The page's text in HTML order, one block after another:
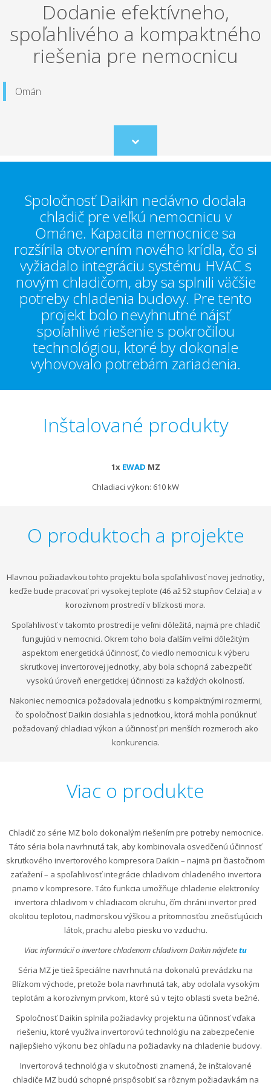
Dodanie efektívneho,
spoľahlivého a kompaktného
riešenia pre nemocnicu
Omán
Scroll
to
Spoločnosť Daikin nedávno dodala
chladič pre veľkú nemocnicu v
Ománe. Kapacita nemocnice sa
rozšírila otvorením nového krídla, čo si
vyžiadalo integráciu systému HVAC s
novým chladičom, aby sa splnili väčšie
potreby chladenia budovy. Pre tento
projekt bolo nevyhnutné nájsť
spoľahlivé riešenie s pokročilou
technológiou, ktoré by dokonale
vyhovovalo potrebám zariadenia.
Inštalované produkty
1x EWAD MZ
Chladiaci výkon: 610 kW
O produktoch a projekte
Hlavnou požiadavkou tohto projektu bola spoľahlivosť novej jednotky,
keďže bude pracovať pri vysokej teplote (46 až 52 stupňov Celzia) a v
korozívnom prostredí v blízkosti mora.
Spoľahlivosť v takomto prostredí je veľmi dôležitá, najmä pre chladič
fungujúci v nemocnici. Okrem toho bola ďalším veľmi dôležitým
aspektom energetická účinnosť, čo viedlo nemocnicu k výberu
skrutkovej invertorovej jednotky, aby bola schopná zabezpečiť
vysokú úroveň energetickej účinnosti za každých okolností.
Nakoniec nemocnica požadovala jednotku s kompaktnými rozmermi,
čo spoločnosť Daikin dosiahla s jednotkou, ktorá mohla ponúknuť
požadovaný chladiaci výkon a účinnosť pri menších rozmeroch ako
konkurencia.
Viac o produkte
Chladič zo série MZ bolo dokonalým riešením pre potreby nemocnice.
Táto séria bola navrhnutá tak, aby kombinovala osvedčenú účinnosť
skrutkového invertorového kompresora Daikin – najmä pri čiastočnom
zaťažení – a spoľahlivosť integrácie chladivom chladeného invertora
priamo v kompresore. Táto funkcia umožňuje chladenie elektroniky
invertora chladivom v chladiacom okruhu, čím chráni invertor pred
okolitou teplotou, nadmorskou výškou a prítomnosťou znečisťujúcich
látok, prachu alebo piesku vo vzduchu.
Viac informácií o invertore chladenom chladivom Daikin nájdetetu
Séria MZ je tiež špeciálne navrhnutá na dokonalú prevádzku na
Blízkom východe, pretože bola navrhnutá tak, aby odolala vysokým
teplotám a korozívnym prvkom, ktoré sú v tejto oblasti sveta bežné.
Spoločnosť Daikin splnila požiadavky projektu na účinnosť vďaka
riešeniu, ktoré využíva invertorovú technológiu na zabezpečenie
najlepšieho výkonu bez ohľadu na požiadavky na chladenie budovy.
Invertorová technológia v skutočnosti znamená, že inštalované
chladiče MZ budú schopné prispôsobiť sa rôznym požiadavkám na